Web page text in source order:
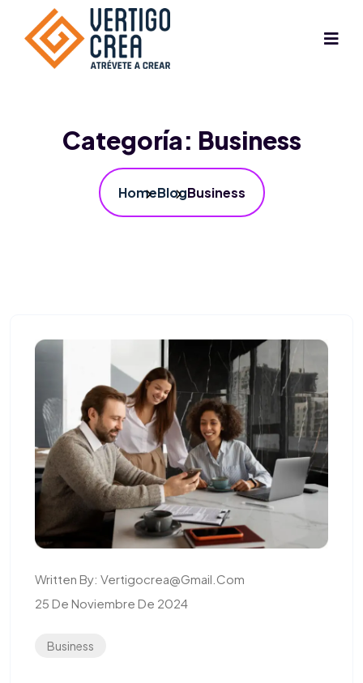
Categoría: Business
HomeBlogBusiness
Written By: Vertigocrea@gmail.com
25 De Noviembre De 2024
Business